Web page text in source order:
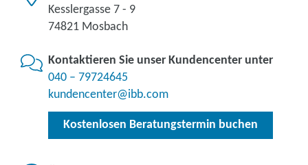
Kesslergasse 7 - 9
74821 Mosbach
Kontaktieren Sie unser Kundencenter unter
040 – 79724645
kundencenter@ibb.com
Kostenlosen Beratungstermin buchen